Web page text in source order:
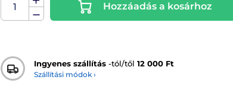
Hozzáadás a kosárhoz
Ingyenes szállítás -tól/től 12 000 Ft
Szállítási módok ›